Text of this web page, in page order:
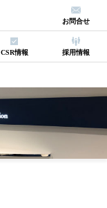
CSR情報 採用情報
お問合せ